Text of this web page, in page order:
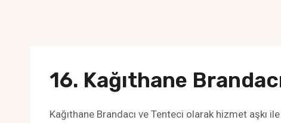
16. Kağıthane
Kağıthane Brandacı ve Tenteci olarak hizmet